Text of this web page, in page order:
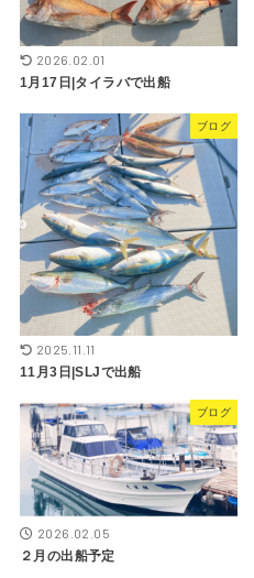
2026.02.01
1月17日|タイラバで出船
ブログ
2025.11.11
11月3日|SLJで出船
ブログ
2026.02.05
２月の出船予定